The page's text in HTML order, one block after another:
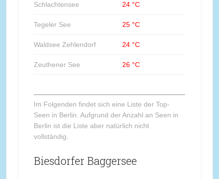
Schlachtensee 24 °C
Tegeler See 25 °C
Waldsee Zehlendorf 24 °C
Zeuthener See 26 °C
Im Folgenden findet sich eine Liste der Top-
Seen in Berlin. Aufgrund der Anzahl an Seen in
Berlin ist die Liste aber natürlich nicht
vollständig.
Biesdorfer Baggersee